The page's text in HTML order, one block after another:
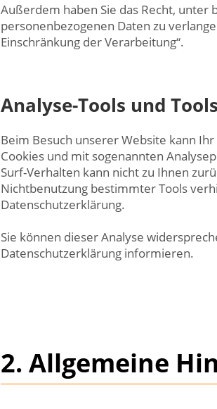
Außerdem haben Sie das Recht,
personenbezogenen Daten zu
Einschränkung der Verarbeitung“.
Analyse-Tools und
Beim Besuch unserer Website kann
Cookies und mit sogenannten
Surf-Verhalten kann nicht zu Ihnen
Nichtbenutzung bestimmter Tools
Datenschutzerklärung.
Sie können dieser Analyse
Datenschutzerklärung informieren.
2. Allgemeine